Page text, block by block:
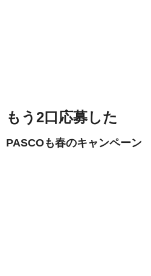
もう2口応募した
PASCOも春のキャンペーン